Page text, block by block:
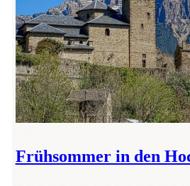
Frühsommer in den